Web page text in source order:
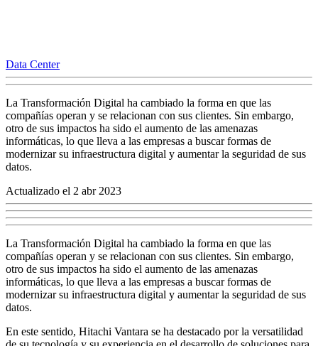
Data Center
La Transformación Digital ha cambiado la forma en que las
compañías operan y se relacionan con sus clientes. Sin embargo,
otro de sus impactos ha sido el aumento de las amenazas
informáticas, lo que lleva a las empresas a buscar formas de
modernizar su infraestructura digital y aumentar la seguridad de sus
datos.
Actualizado el 2 abr 2023
La Transformación Digital ha cambiado la forma en que las
compañías operan y se relacionan con sus clientes. Sin embargo,
otro de sus impactos ha sido el aumento de las amenazas
informáticas, lo que lleva a las empresas a buscar formas de
modernizar su infraestructura digital y aumentar la seguridad de sus
datos.
En este sentido, Hitachi Vantara se ha destacado por la versatilidad